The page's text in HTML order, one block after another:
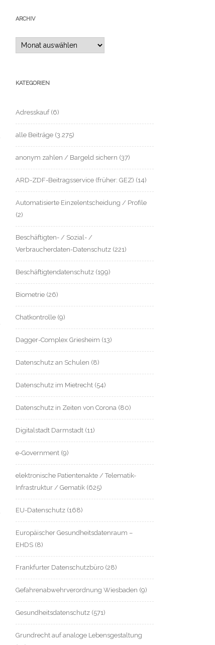
ARCHIV
Archiv
KATEGORIEN
Adresskauf(6)
alle Beiträge (3.275)
anonym zahlen / Bargeld sichern (37)
ARD-ZDF-Beitragsservice (früher: GEZ) (14)
Automatisierte Einzelentscheidung / Profile
(2)
Beschäftigten- / Sozial- /
Verbraucherdaten-Datenschutz (221)
Beschäftigtendatenschutz (199)
Biometrie (26)
Chatkontrolle (9)
Dagger-Complex Griesheim (13)
Datenschutz an Schulen (8)
Datenschutz im Mietrecht (54)
Datenschutz in Zeiten von Corona (80)
Digitalstadt Darmstadt (11)
e-Government (9)
elektronische Patientenakte / Telematik-
Infrastruktur / Gematik (625)
EU-Datenschutz (168)
Europäischer Gesundheitsdatenraum –
EHDS (8)
Frankfurter Datenschutzbüro (28)
Gefahrenabwehrverordnung Wiesbaden (9)
Gesundheitsdatenschutz (571)
Grundrecht auf analoge Lebensgestaltung